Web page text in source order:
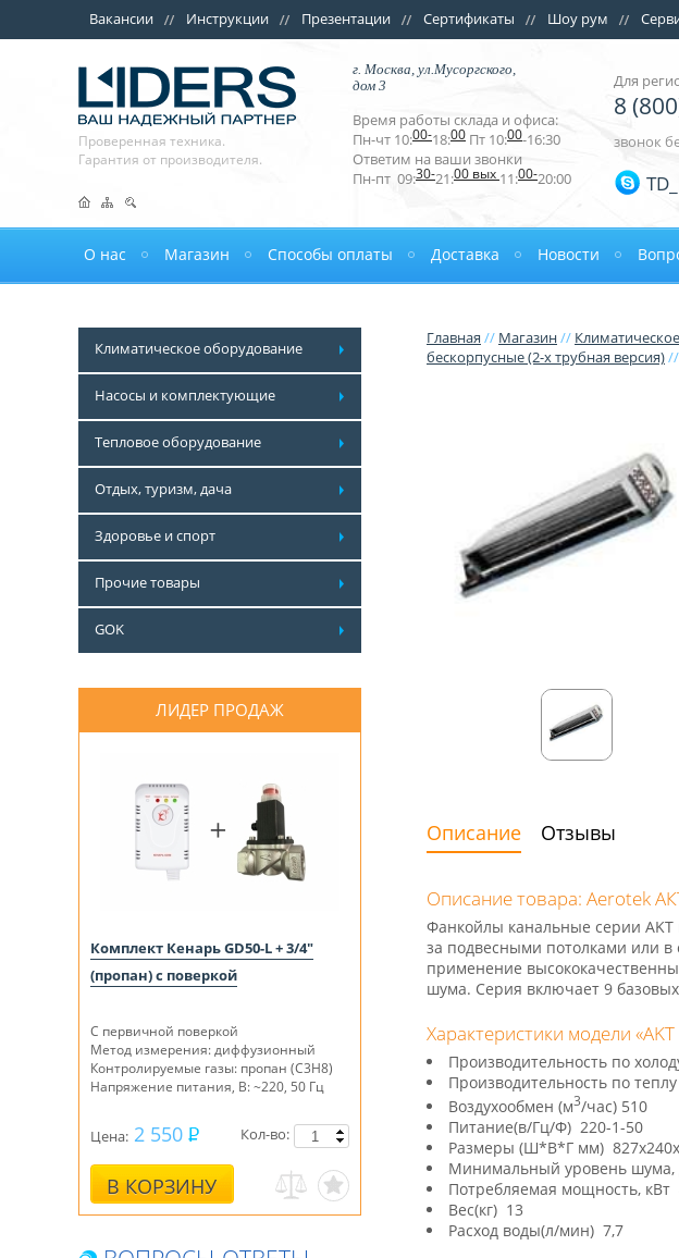
Вакансии Инструкции Презентации Сертификаты Шоу рум
Проверенная техника.
Гарантия от производителя.
г. Москва, ул.Мусоргского,
дом 3
Время работы склада и офиса:
Пн-чт 10:00-18:00 Пт 10:00-16:30
Ответим на ваши звонки
Пн-пт 09:30-21:00 вых 11:00-20:00
Для
8
звонок
О нас Магазин Способы оплаты Доставка Новости
Климатическое оборудование
Насосы и комплектующие
Тепловое оборудование
Отдых, туризм, дача
Здоровье и спорт
Прочие товары
GOK
ЛИДЕР ПРОДАЖ
Комплект Кенарь GD50-L + 3/4"
(пропан) с поверкой
С первичной поверкой
Метод измерения: диффузионный
Контролируемые газы: пропан (C3H8)
Напряжение питания, В: ~220, 50 Гц
Цена: 2 550
В КОРЗИНУ
Кол-во:
Главная // Магазин//
бескорпусные (2-х трубная версия)//
Описание Отзывы
Описание товара: Aerotek
Фанкойлы канальные серии AKT
за подвесными потолками или
применение
шума. Серия включает 9
Характеристики модели
Производительность по
Производительность по
Воздухообмен (м3/час) 510
Питание(в/Гц/Ф) 220-1-50
Размеры (Ш*В*Г мм)
Минимальный уровень
Потребляемая мощность, кВт
Вес(кг) 13
Расход воды(л/мин) 7,7